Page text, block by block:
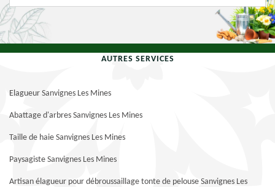
AUTRES SERVICES
Elagueur Sanvignes Les Mines
Abattage d'arbres Sanvignes Les Mines
Taille de haie Sanvignes Les Mines
Paysagiste Sanvignes Les Mines
Artisan élagueur pour débroussaillage tonte de pelouse Sanvignes Les